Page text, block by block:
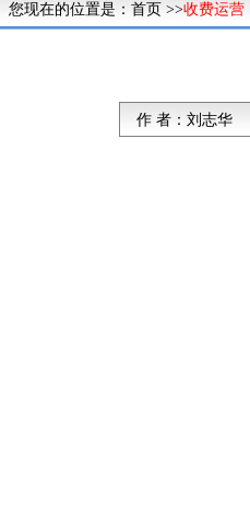
您现在的位置是： 首页 >>收费运营
作 者： 刘志华